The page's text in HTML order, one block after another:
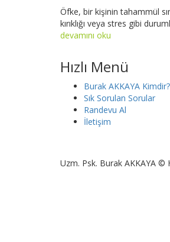
Öfke, bir kişinin tahammül
kırıklığı veya stres gibi
devamını oku
Hızlı Menü
Burak AKKAYA Kimdir?
Sık Sorulan Sorular
Randevu Al
İletişim
Uzm. Psk. Burak AKKAYA ©